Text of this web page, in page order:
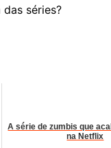
séries?
A série de zumbis que
na Netflix